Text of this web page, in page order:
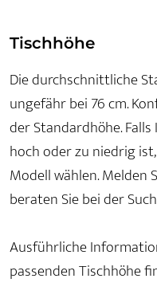
Tischhöhe
Die durchschnittliche
ungefähr bei 76 cm.
der Standardhöhe.
hoch oder zu niedrig
Modell wählen. Melden
beraten Sie bei der
Ausführliche
passenden Tischhöhe